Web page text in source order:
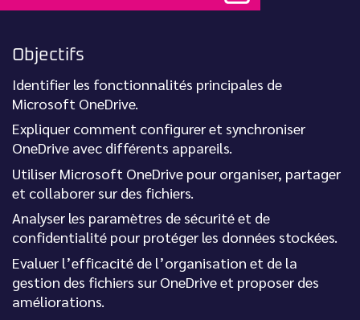
Objectifs
Identifier les fonctionnalités principales de
Microsoft OneDrive.
Expliquer comment configurer et synchroniser
OneDrive avec différents appareils.
Utiliser Microsoft OneDrive pour organiser, partager
et collaborer sur des fichiers.
Analyser les paramètres de sécurité et de
confidentialité pour protéger les données stockées.
Evaluer l’efficacité de l’organisation et de la
gestion des fichiers sur OneDrive et proposer des
améliorations.